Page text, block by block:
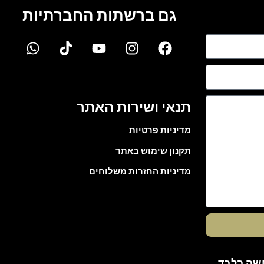
גם ברשתות החברתיות
תנאי ושירות האתר
מדיניות פרטיות
תקנון שימוש באתר
מדיניות החזרות משלוחים